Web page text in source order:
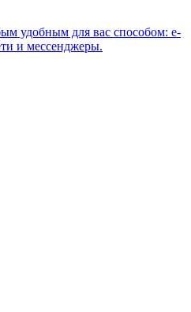
удобным для вас способом: e-
и мессенджеры.